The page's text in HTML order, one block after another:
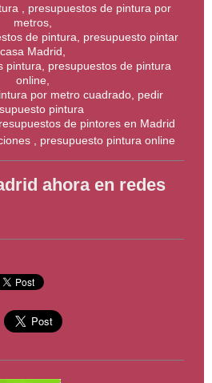
, presupuestos de pintura por
metros,
de pintura, presupuesto pintar
casa Madrid,
pintura, presupuestos de pintura
online,
por metro cuadrado, pedir
pintura
de pintores en Madrid
, presupuesto pintura online
ahora en redes